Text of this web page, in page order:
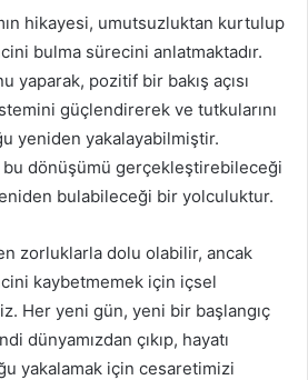
hikayesi, umutsuzluktan kurtulup
bulma sürecini anlatmaktadır.
yaparak, pozitif bir bakış açısı
güçlendirerek ve tutkularını
yeniden yakalayabilmiştir.
dönüşümü gerçekleştirebileceği
bulabileceği bir yolculuktur.
zorluklarla dolu olabilir, ancak
kaybetmemek için içsel
Her yeni gün, yeni bir başlangıç
dünyamızdan çıkıp, hayatı
yakalamak için cesaretimizi